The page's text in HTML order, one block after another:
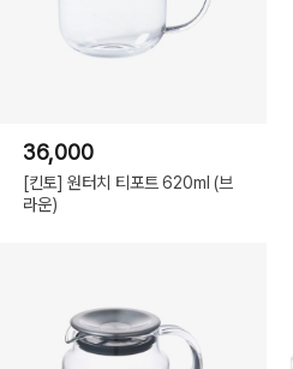
36,000
[킨토] 원터치 티포트 620ml (브
라운)